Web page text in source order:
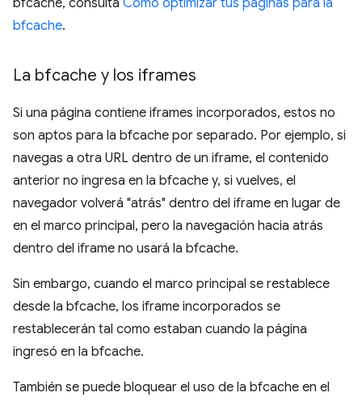
bfcache, consulta Cómo optimizar tus páginas para la
bfcache.
La bfcache y los iframes
Si una página contiene iframes incorporados, estos no
son aptos para la bfcache por separado. Por ejemplo, si
navegas a otra URL dentro de un iframe, el contenido
anterior no ingresa en la bfcache y, si vuelves, el
navegador volverá "atrás" dentro del iframe en lugar de
en el marco principal, pero la navegación hacia atrás
dentro del iframe no usará la bfcache.
Sin embargo, cuando el marco principal se restablece
desde la bfcache, los iframe incorporados se
restablecerán tal como estaban cuando la página
ingresó en la bfcache.
También se puede bloquear el uso de la bfcache en el